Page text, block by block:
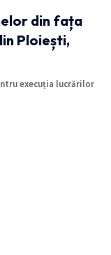
din fața
Ploiești,
execuția lucrărilor